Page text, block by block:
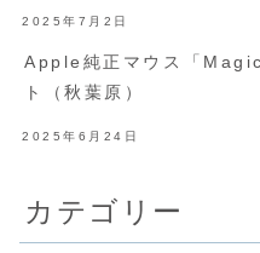
2025年7月2日
Apple純正マウス「
ト（秋葉原）
2025年6月24日
カテゴリー